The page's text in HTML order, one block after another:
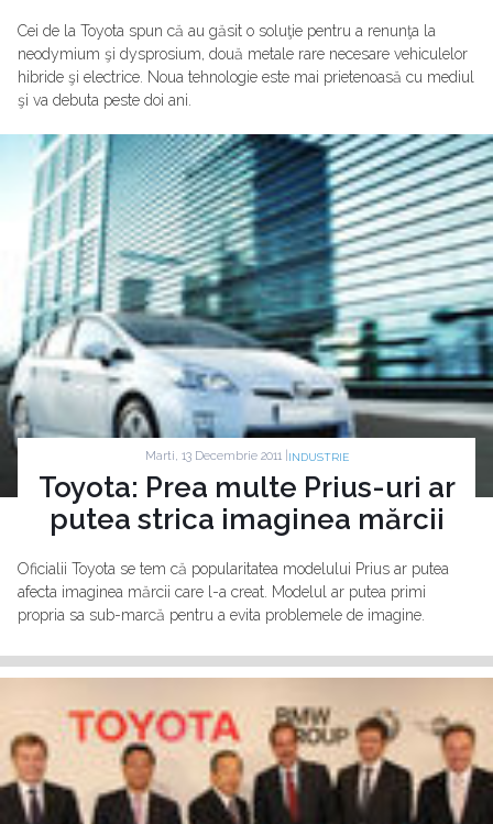
Cei de la Toyota spun că au găsit o soluţie pentru a renunţa la
neodymium şi dysprosium, două metale rare necesare vehiculelor
hibride şi electrice. Noua tehnologie este mai prietenoasă cu mediul
şi va debuta peste doi ani.
Marti, 13 Decembrie 2011 | INDUSTRIE
Toyota: Prea multe Prius-uri ar
putea strica imaginea mărcii
Oficialii Toyota se tem că popularitatea modelului Prius ar putea
afecta imaginea mărcii care l-a creat. Modelul ar putea primi
propria sa sub-marcă pentru a evita problemele de imagine.